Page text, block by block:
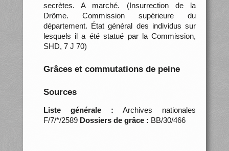
secrètes. A marché. (Insurrection de la
Drôme. Commission supérieure du
département. État général des individus sur
lesquels il a été statué par la Commission,
SHD, 7 J 70)
Grâces et commutations de peine
Sources
Liste générale : Archives nationales
F/7/*/2589 Dossiers de grâce : BB/30/466